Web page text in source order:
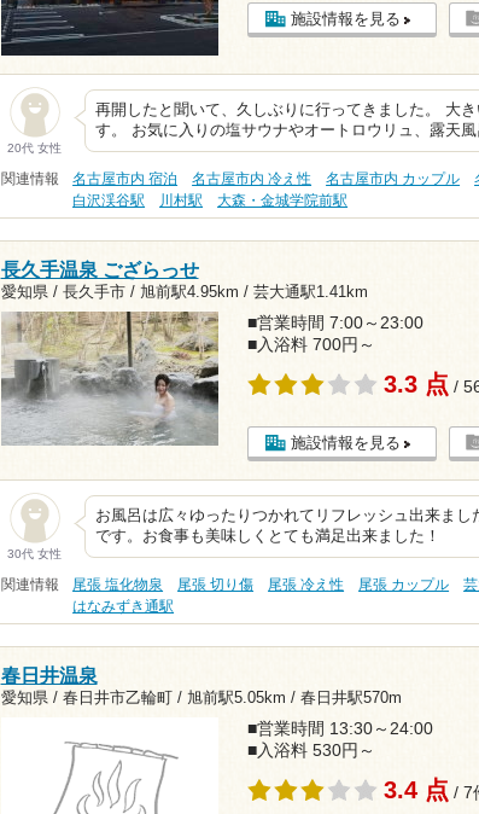
施設情報を見る
20代 女性
再開したと聞いて、久しぶりに行ってきました。 大
す。 お気に入りの塩サウナやオートロウリュ、露天
関連情報 名古屋市内 宿泊 名古屋市内 冷え性 名古屋市内 カップル
白沢渓谷駅
川村駅 大森・金城学院前駅
長久手温泉 ござらっせ
愛知県 / 長久手市 / 旭前駅4.95km / 芸大通駅1.41km
■営業時間 7:00～23:00
■入浴料 700円～
3.3 点 /
施設情報を見る
30代 女性
お風呂は広々ゆったりつかれてリフレッシュ出来ま
です。お食事も美味しくとても満足出来ました！
関連情報 尾張 塩化物泉 尾張 切り傷 尾張 冷え性 尾張 カップル
はなみずき通駅
春日井温泉
愛知県 / 春日井市乙輪町 / 旭前駅5.05km / 春日井駅570m
■営業時間 13:30～24:00
■入浴料 530円～
3.4 点 / 7